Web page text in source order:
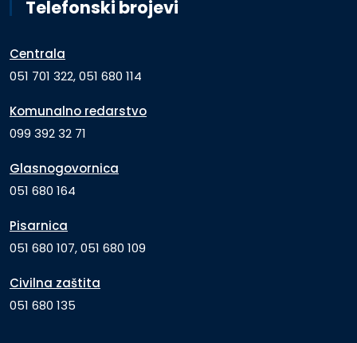
Telefonski brojevi
Centrala
051 701 322, 051 680 114
Komunalno redarstvo
099 392 32 71
Glasnogovornica
051 680 164
Pisarnica
051 680 107, 051 680 109
Civilna zaštita
051 680 135